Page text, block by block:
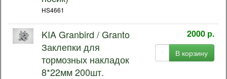
HS4661
KIA Granbird / Granto
Заклепки для
тормозных накладок
8*22мм 200шт.
2000 р.
В корзину